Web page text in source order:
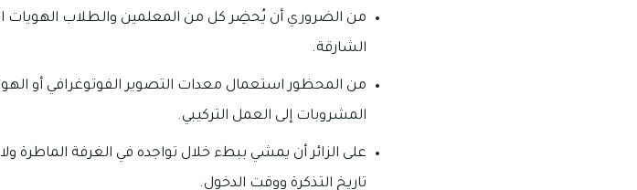
من الضروري أن يُحضِر كل من المعلمين والطلاب الهويات
الشارقة.
من المحظور استعمال معدات التصوير الفوتوغرافي أو
المشروبات إلى العمل التركيبي.
على الزائر أن يمشي ببطء خلال تواجده في الغرفة الماطرة
تاريخ التذكرة ووقت الدخول.